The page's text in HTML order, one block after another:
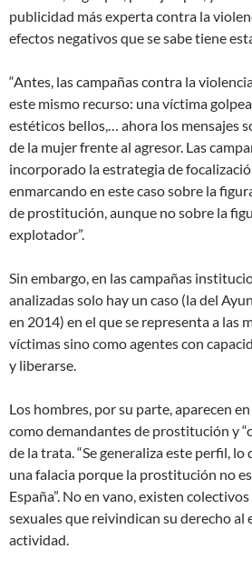
publicidad más experta contra la
efectos negativos que se sabe tiene
“Antes, las campañas contra la
este mismo recurso: una víctima
estéticos bellos,… ahora los mensajes
de la mujer frente al agresor. Las
incorporado la estrategia de
enmarcando en este caso sobre la
de prostitución, aunque no sobre la
explotador”.
Sin embargo, en las campañas
analizadas solo hay un caso (la del
en 2014) en el que se representa a las
víctimas sino como agentes con
y liberarse.
Los hombres, por su parte, aparecen
como demandantes de prostitución y
de la trata. “Se generaliza este perfil,
una falacia porque la prostitución no
España”. No en vano, existen
sexuales que reivindican su derecho al
actividad.